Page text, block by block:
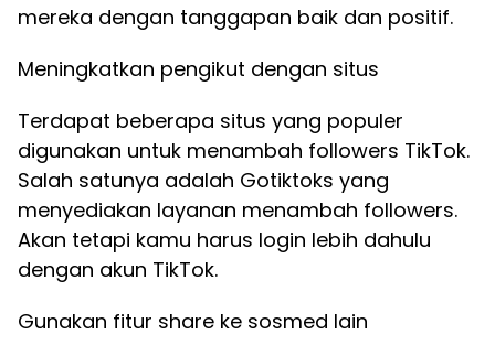
mereka dengan tanggapan baik dan positif.
Meningkatkan pengikut dengan situs
Terdapat beberapa situs yang populer
digunakan untuk menambah followers TikTok.
Salah satunya adalah Gotiktoks yang
menyediakan layanan menambah followers.
Akan tetapi kamu harus login lebih dahulu
dengan akun TikTok.
Gunakan fitur share ke sosmed lain